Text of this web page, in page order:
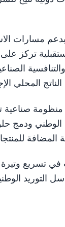
مسارات
تركز
المحلي
منظومة
ودمج حلول
المضافة
تسريع وتيرة
التوريد